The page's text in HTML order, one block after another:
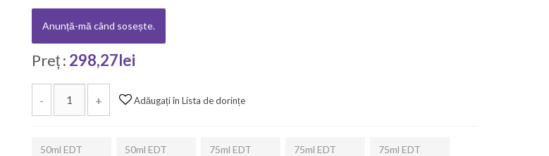
Anunță-mă când sosește.
Preț : 298,27lei
- + Adăugați în Lista de dorințe
50ml EDT
50ml EDT
75ml EDT
75ml EDT
75ml EDT